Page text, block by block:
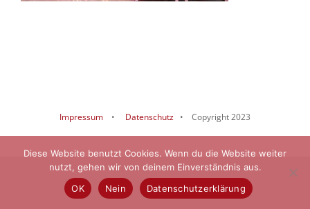
Impressum • Datenschutz • Copyright 2023
Diese Website benutzt Cookies. Wenn du die Website weiter
nutzt, gehen wir von deinem Einverständnis aus.
OK
Nein Datenschutzerklärung